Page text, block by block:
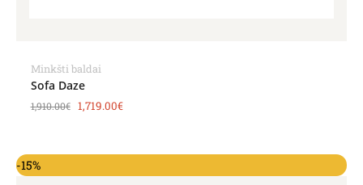
Minkšti baldai
Sofa Daze
1,910.00€ 1,719.00€
-15%
price
price